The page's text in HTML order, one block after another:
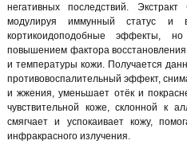
негативных последствий.
модулируя иммунный статус и
кортикоидоподобные эффекты,
повышением фактора
и температуры кожи. Получается
противовоспалительный эффект,
и жжения, уменьшает отёк и
чувствительной коже, склонной к
смягчает и успокаивает кожу,
инфракрасного излучения.